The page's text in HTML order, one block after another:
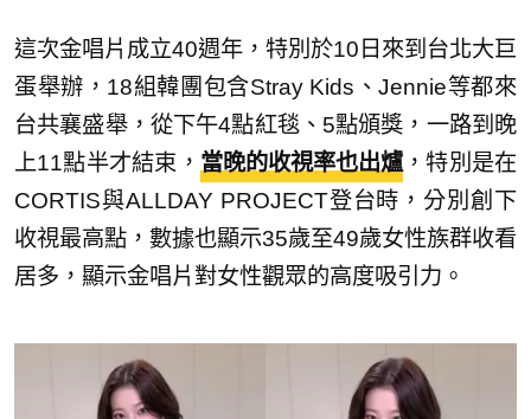
這次金唱片成立40週年，特別於10日來到台北大巨
蛋舉辦，18組韓團包含Stray Kids、Jennie等都來
台共襄盛舉，從下午4點紅毯、5點頒獎，一路到晚
上11點半才結束， 當晚的收視率也出爐，特別是在
CORTIS與ALLDAY PROJECT登台時，分別創下
收視最高點，數據也顯示35歲至49歲女性族群收看
居多，顯示金唱片對女性觀眾的高度吸引力。